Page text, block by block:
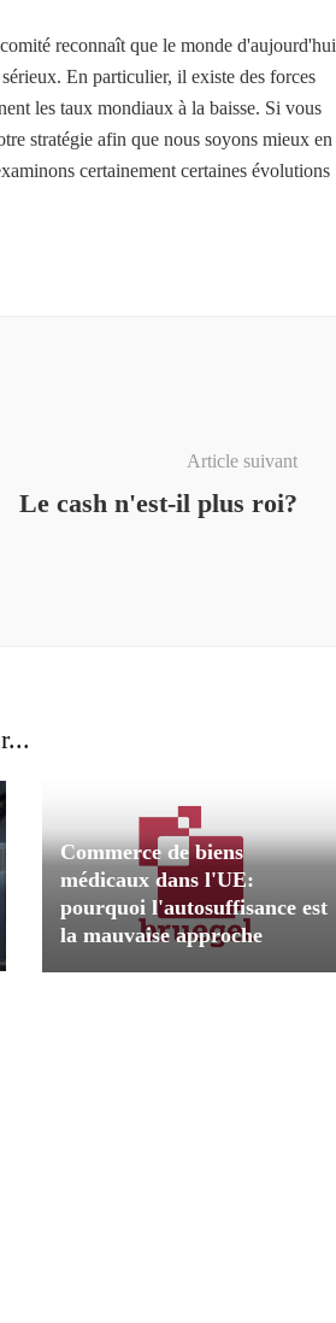
reconnaît que le monde d'aujourd'hui
En particulier, il existe des forces
les taux mondiaux à la baisse. Si vous
stratégie afin que nous soyons mieux en
certainement certaines évolutions
Article suivant
Le cash n'est-il plus roi?
Commerce de biens
médicaux dans l'UE:
pourquoi l'autosuffisance est
la mauvaise approche